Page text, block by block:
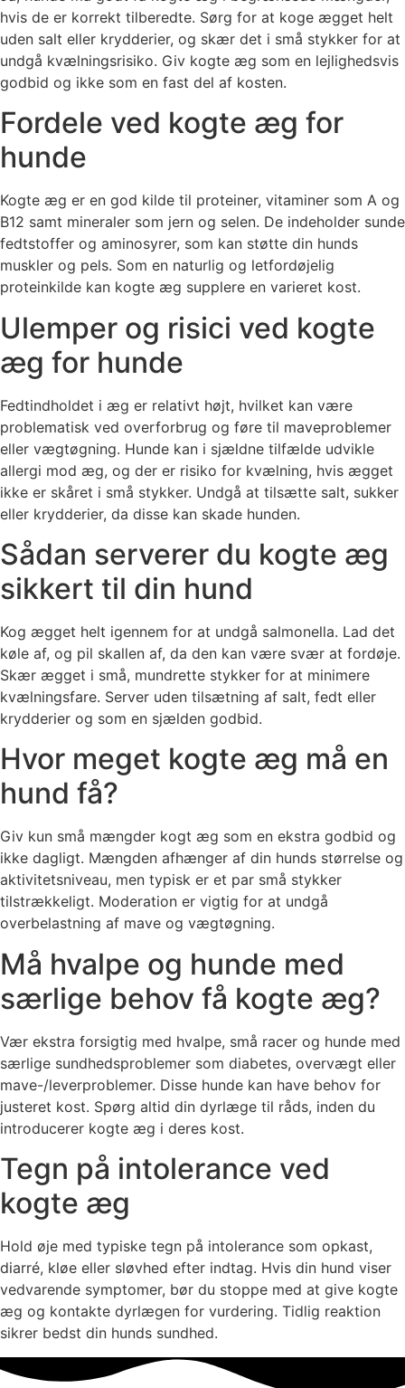
hvis de er korrekt tilberedte. Sørg for at koge ægget helt
uden salt eller krydderier, og skær det i små stykker for at
undgå kvælningsrisiko. Giv kogte æg som en lejlighedsvis
godbid og ikke som en fast del af kosten.
Fordele ved kogte æg for
hunde
Kogte æg er en god kilde til proteiner, vitaminer som A og
B12 samt mineraler som jern og selen. De indeholder sunde
fedtstoffer og aminosyrer, som kan støtte din hunds
muskler og pels. Som en naturlig og letfordøjelig
proteinkilde kan kogte æg supplere en varieret kost.
Ulemper og risici ved kogte
æg for hunde
Fedtindholdet i æg er relativt højt, hvilket kan være
problematisk ved overforbrug og føre til maveproblemer
eller vægtøgning. Hunde kan i sjældne tilfælde udvikle
allergi mod æg, og der er risiko for kvælning, hvis ægget
ikke er skåret i små stykker. Undgå at tilsætte salt, sukker
eller krydderier, da disse kan skade hunden.
Sådan serverer du kogte æg
sikkert til din hund
Kog ægget helt igennem for at undgå salmonella. Lad det
køle af, og pil skallen af, da den kan være svær at fordøje.
Skær ægget i små, mundrette stykker for at minimere
kvælningsfare. Server uden tilsætning af salt, fedt eller
krydderier og som en sjælden godbid.
Hvor meget kogte æg må en
hund få?
Giv kun små mængder kogt æg som en ekstra godbid og
ikke dagligt. Mængden afhænger af din hunds størrelse og
aktivitetsniveau, men typisk er et par små stykker
tilstrækkeligt. Moderation er vigtig for at undgå
overbelastning af mave og vægtøgning.
Må hvalpe og hunde med
særlige behov få kogte æg?
Vær ekstra forsigtig med hvalpe, små racer og hunde med
særlige sundhedsproblemer som diabetes, overvægt eller
mave-/leverproblemer. Disse hunde kan have behov for
justeret kost. Spørg altid din dyrlæge til råds, inden du
introducerer kogte æg i deres kost.
Tegn på intolerance ved
kogte æg
Hold øje med typiske tegn på intolerance som opkast,
diarré, kløe eller sløvhed efter indtag. Hvis din hund viser
vedvarende symptomer, bør du stoppe med at give kogte
æg og kontakte dyrlægen for vurdering. Tidlig reaktion
sikrer bedst din hunds sundhed.